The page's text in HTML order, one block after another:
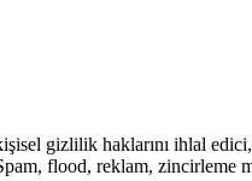
gizlilik haklarını ihlal
flood, reklam, zincirleme